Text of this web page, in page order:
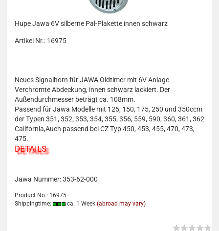
Hupe Jawa 6V silberne Pal-Plakette innen schwarz
Artikel Nr.: 16975
Neues Signalhorn für JAWA Oldtimer mit 6V Anlage.
Verchromte Abdeckung, innen schwarz lackiert. Der
Außendurchmesser beträgt ca. 108mm.
Passend für Jawa Modelle mit 125, 150, 175, 250 und 350ccm
der Typen 351, 352, 353, 354, 355, 356, 559, 590, 360, 361, 362
California,Auch passend bei CZ Typ 450, 453, 455, 470, 473,
475.
DETAILS
Jawa Nummer: 353-62-000
Product No.: 16975
Shippingtime:
ca. 1 Week (abroad may vary)